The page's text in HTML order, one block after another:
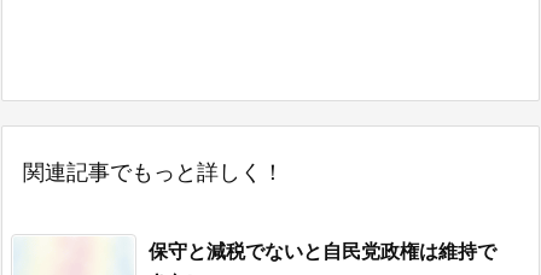
関連記事でもっと詳しく！
保守と減税でないと自民党政権は維持で